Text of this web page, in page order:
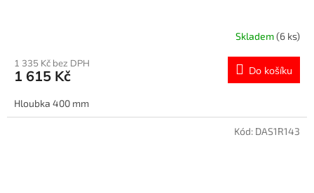
R
M
A
Skladem(6 ks)
1 335 Kč bez DPH
1 615 Kč Do košíku
Hloubka 400 mm
Kód: DAS1R143